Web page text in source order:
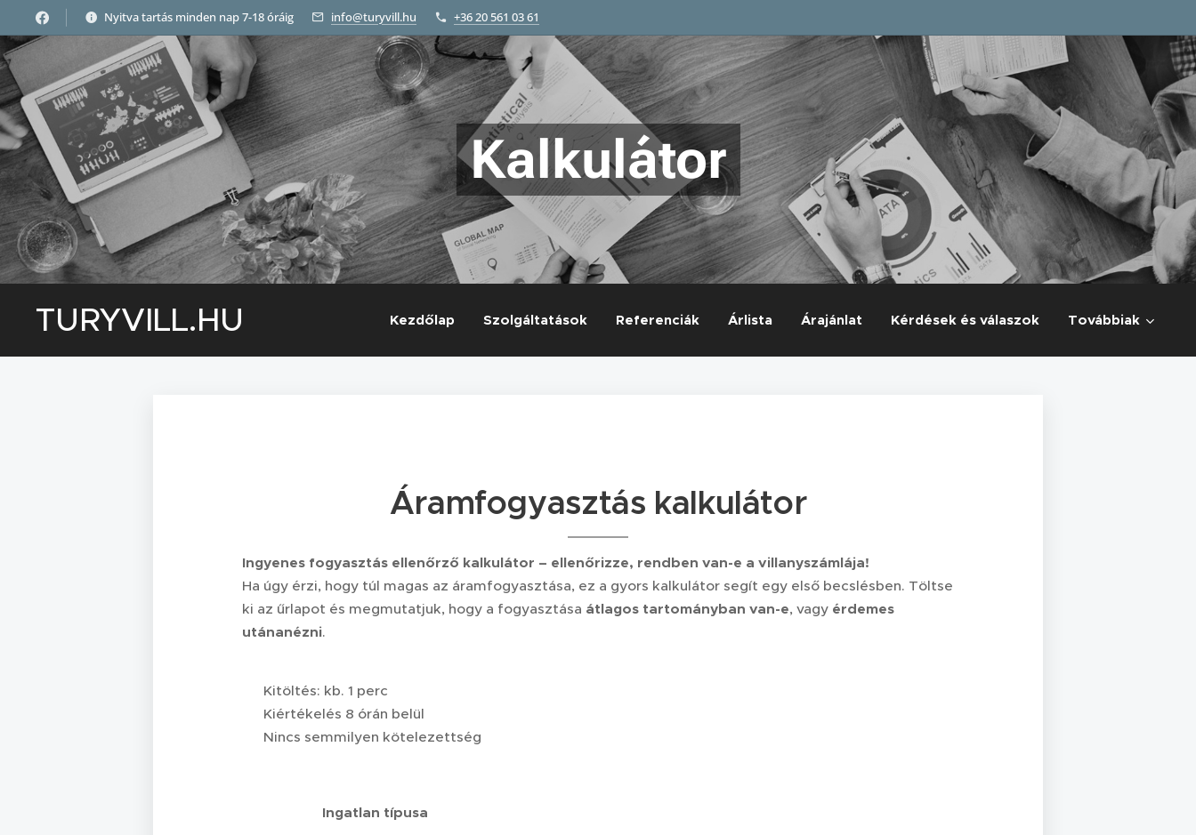
Nyitva tartás minden nap 7-18 óráig info@turyvill.hu +36 20 561 03 61
TURYVILL.HU Kezdőlap Szolgáltatások Referenciák Árlista Árajánlat Kérdések és válaszok Továbbiak
Kalkulátor
Áramfogyasztás kalkulátor
Ingyenes fogyasztás ellenőrző kalkulátor – ellenőrizze, rendben van-e a villanyszámlája!
Ha úgy érzi, hogy túl magas az áramfogyasztása, ez a gyors kalkulátor segít egy első becslésben. Töltse
ki az űrlapot és megmutatjuk, hogy a fogyasztása átlagos tartományban van-e, vagy érdemes
utánanézni.
✅ Kitöltés: kb. 1 perc
✅ Kiértékelés 8 órán belül
✅ Nincs semmilyen kötelezettség
Ingatlan típusa